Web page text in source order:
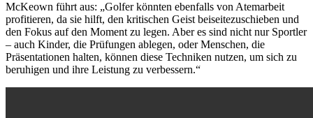
McKeown führt aus: „Golfer könnten ebenfalls von Atemarbeit
profitieren, da sie hilft, den kritischen Geist beiseitezuschieben und
den Fokus auf den Moment zu legen. Aber es sind nicht nur Sportler
– auch Kinder, die Prüfungen ablegen, oder Menschen, die
Präsentationen halten, können diese Techniken nutzen, um sich zu
beruhigen und ihre Leistung zu verbessern.“